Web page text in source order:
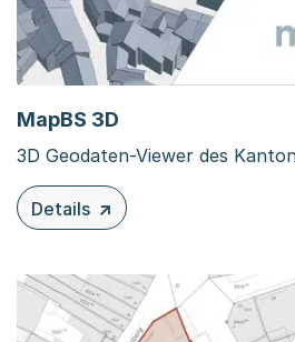
MapBS 3D
3D Geodaten-Viewer des
Details
zu diesem Inhalt: MapBS 3D